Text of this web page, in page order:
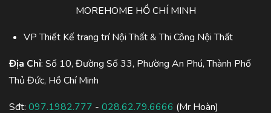
MOREHOME HỒ CHÍ MINH
VP Thiết Kế trang trí Nội Thất & Thi Công Nội Thất
Địa Chỉ: Số 10, Đường Số 33, Phường An Phú, Thành Phố
Thủ Đức, Hồ Chí Minh
Sđt: 097.1982.777 - 028.62.79.6666 (Mr Hoàn)